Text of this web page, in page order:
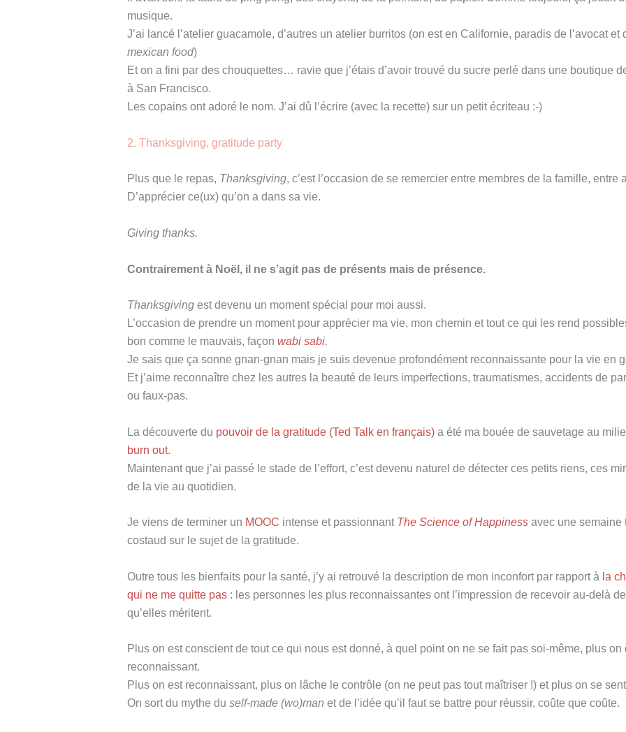
musique.
J’ai lancé l’atelier guacamole, d’autres un atelier burritos (on est en Californie, paradis de l’avocat et
mexican food)
Et on a fini par des chouquettes… ravie que j’étais d’avoir trouvé du sucre perlé dans une boutique
à San Francisco.
Les copains ont adoré le nom. J’ai dû l’écrire (avec la recette) sur un petit écriteau :-)
2. Thanksgiving, gratitude party
Plus que le repas, Thanksgiving, c’est l’occasion de se remercier entre membres de la famille, entre
D’apprécier ce(ux) qu’on a dans sa vie.
Giving thanks.
Contrairement à Noël, il ne s’agit pas de présents mais de présence.
Thanksgiving est devenu un moment spécial pour moi aussi.
L’occasion de prendre un moment pour apprécier ma vie, mon chemin et tout ce qui les rend
bon comme le mauvais, façon wabi sabi.
Je sais que ça sonne gnan-gnan mais je suis devenue profondément reconnaissante pour la vie en
Et j’aime reconnaître chez les autres la beauté de leurs imperfections, traumatismes, accidents de
ou faux-pas.
La découverte du pouvoir de la gratitude (Ted Talk en français) a été ma bouée de sauvetage au
burn out.
Maintenant que j’ai passé le stade de l’effort, c’est devenu naturel de détecter ces petits riens, ces
de la vie au quotidien.
Je viens de terminer un MOOC intense et passionnant The Science of Happiness avec une semaine
costaud sur le sujet de la gratitude.
Outre tous les bienfaits pour la santé, j’y ai retrouvé la description de mon inconfort par rapport à la
qui ne me quitte pas : les personnes les plus reconnaissantes ont l’impression de recevoir au-delà
qu’elles méritent.
Plus on est conscient de tout ce qui nous est donné, à quel point on ne se fait pas soi-même, plus on
reconnaissant.
Plus on est reconnaissant, plus on lâche le contrôle (on ne peut pas tout maîtriser !) et plus on se
On sort du mythe du self-made (wo)man et de l’idée qu’il faut se battre pour réussir, coûte que coûte.